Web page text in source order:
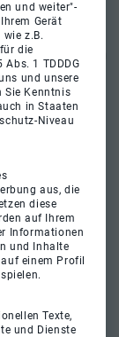
und weiter"-
Gerät
z.B.
die
1 TDDDG
und unsere
Sie Kenntnis
in Staaten
Niveau
aus, die
diese
auf Ihrem
Informationen
und Inhalte
einem Profil
Texte,
und Dienste